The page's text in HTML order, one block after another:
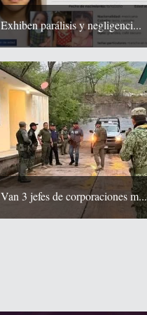
Exhiben parálisis y negligenci...
Van 3 jefes de corporaciones m...